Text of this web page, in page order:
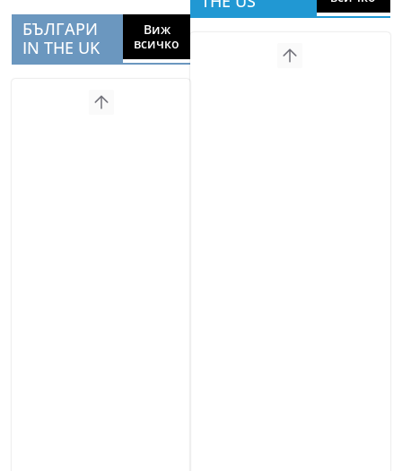
БЪЛГАРИ
IN THE UK
Виж
всичко